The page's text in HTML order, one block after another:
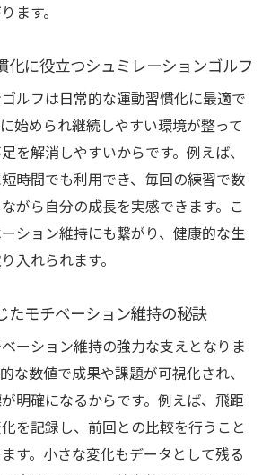
ます。
化に役立つシュミレーションゴルフ
ルフは日常的な運動習慣化に最適で
始められ継続しやすい環境が整って
を解消しやすいからです。例えば、
時間でも利用でき、毎回の練習で数
がら自分の成長を実感できます。こ
ション維持にも繋がり、健康的な生
入れられます。
たモチベーション維持の秘訣
ーション維持の強力な支えとなりま
な数値で成果や課題が可視化され、
明確になるからです。例えば、飛距
を記録し、前回との比較を行うこと
す。小さな変化もデータとして残る